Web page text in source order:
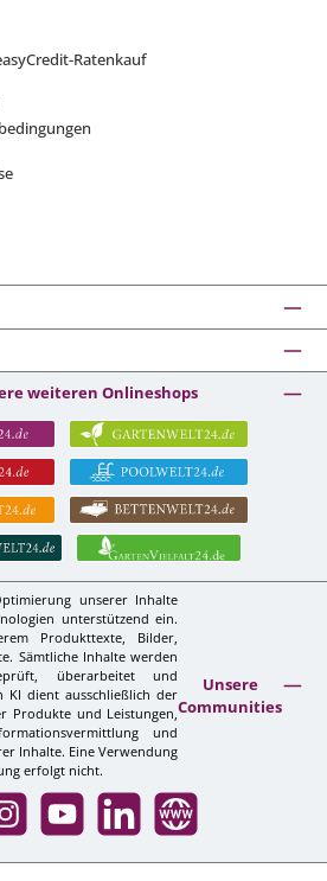
Ratenkauf
weiteren Onlineshops
unserer Inhalte
unterstützend ein.
Produkttexte, Bilder,
Sämtliche Inhalte werden
überarbeitet und
KI dient ausschließlich der
Produkte und Leistungen,
und
Inhalte. Eine Verwendung
erfolgt nicht.
Unsere
Communities
YouTube LinkedIn Website